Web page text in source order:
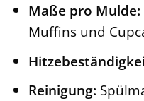
Maße pro Mulde:
Muffins und
Reinigung: